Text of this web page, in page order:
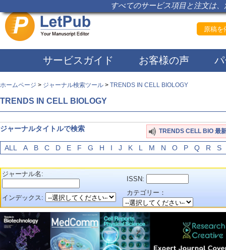
すべてのサービス項目と注文は
原稿を
サービスガイド お客様の声
ホームページ > ジャーナル検索ツール > TRENDS IN CELL BIOLOGY
TRENDS IN CELL BIOLOGY
ジャーナルタイトルで検索 TRENDS CELL BIO 最
ALL A B C D E F G H I J K L M N O P Q R S
ジャーナル名:
ISSN:
インデックス:
カテゴリー：